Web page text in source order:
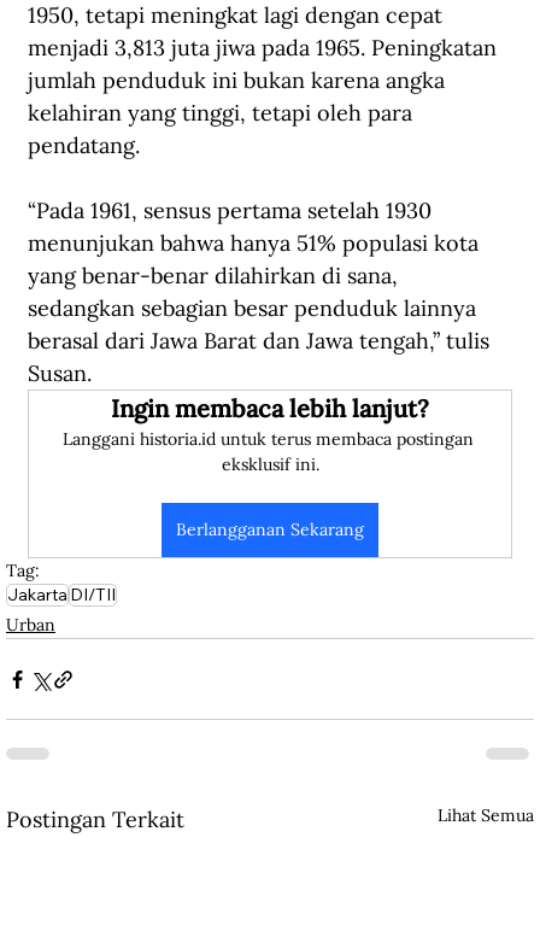
1950, tetapi meningkat lagi dengan cepat
menjadi 3,813 juta jiwa pada 1965. Peningkatan
jumlah penduduk ini bukan karena angka
kelahiran yang tinggi, tetapi oleh para
pendatang.
“Pada 1961, sensus pertama setelah 1930
menunjukan bahwa hanya 51% populasi kota
yang benar-benar dilahirkan di sana,
sedangkan sebagian besar penduduk lainnya
berasal dari Jawa Barat dan Jawa tengah,” tulis
Susan.
Ingin membaca lebih lanjut?
Langgani historia.id untuk terus membaca postingan
eksklusif ini.
Berlangganan Sekarang
Tag:
JakartaDI/TII
Urban
Postingan Terkait Lihat Semua